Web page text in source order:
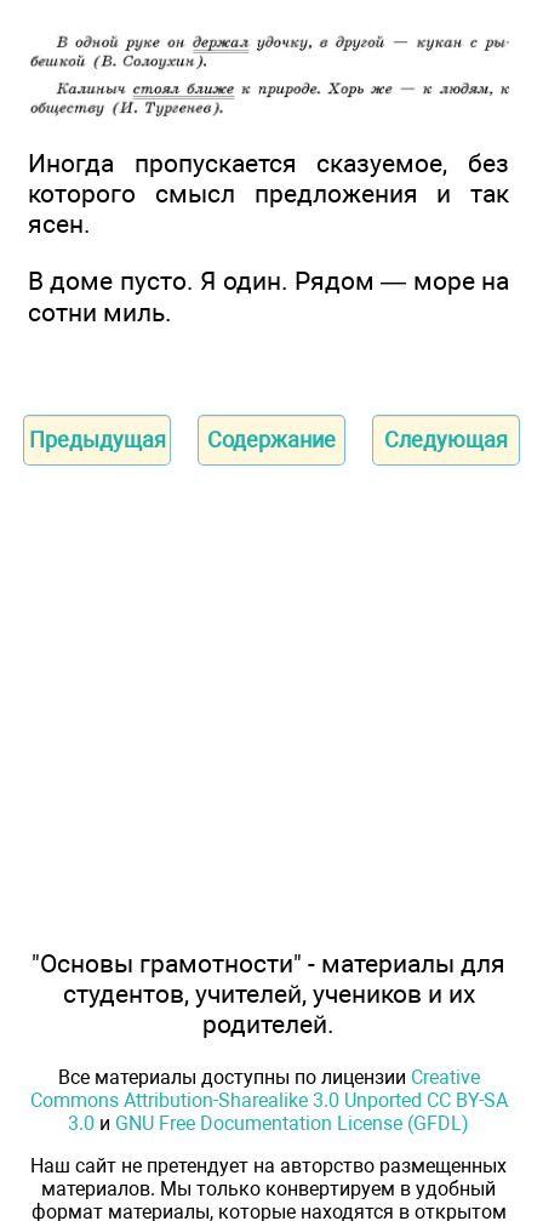
Иногда пропускается сказуемое, без
которого смысл предложения и так
ясен.
В доме пусто. Я один. Рядом — море на
сотни миль.
Предыдущая Содержание Следующая
"Основы грамотности" - материалы для
студентов, учителей, учеников и их
родителей.
Все материалы доступны по лицензии Creative
Commons Attribution-Sharealike 3.0 Unported CC BY-SA
3.0 и GNU Free Documentation License (GFDL)
Наш сайт не претендует на авторство размещенных
материалов. Мы только конвертируем в удобный
формат материалы, которые находятся в открытом